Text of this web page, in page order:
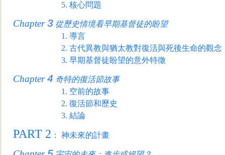
5. 核心問題
Chapter 3 從歷史情境看早期基督徒的盼望
1. 導言
2. 古代異教與猶太教對復活與死後生命的觀念
3. 早期基督徒盼望的意外特徵
Chapter 4 奇特的復活節故事
1. 空前的故事
2. 復活節和歷史
3. 結論
PART 2 ： 神未來的計畫